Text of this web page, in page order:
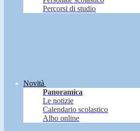
Percorsi di studio
Novità
Panoramica
Le notizie
Calendario scolastico
Albo online